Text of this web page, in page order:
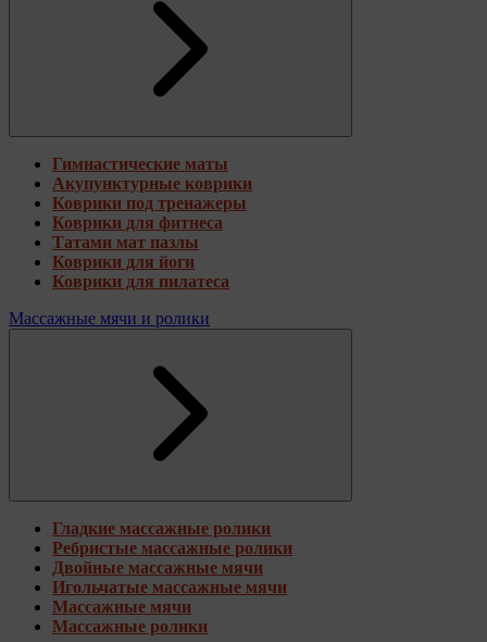
Гимнастические маты
Акупунктурные коврики
Коврики под тренажеры
Коврики для фитнеса
Татами мат пазлы
Коврики для йоги
Коврики для пилатеса
Массажные мячи и ролики
Гладкие массажные ролики
Ребристые массажные ролики
Двойные массажные мячи
Игольчатые массажные мячи
Массажные мячи
Массажные ролики